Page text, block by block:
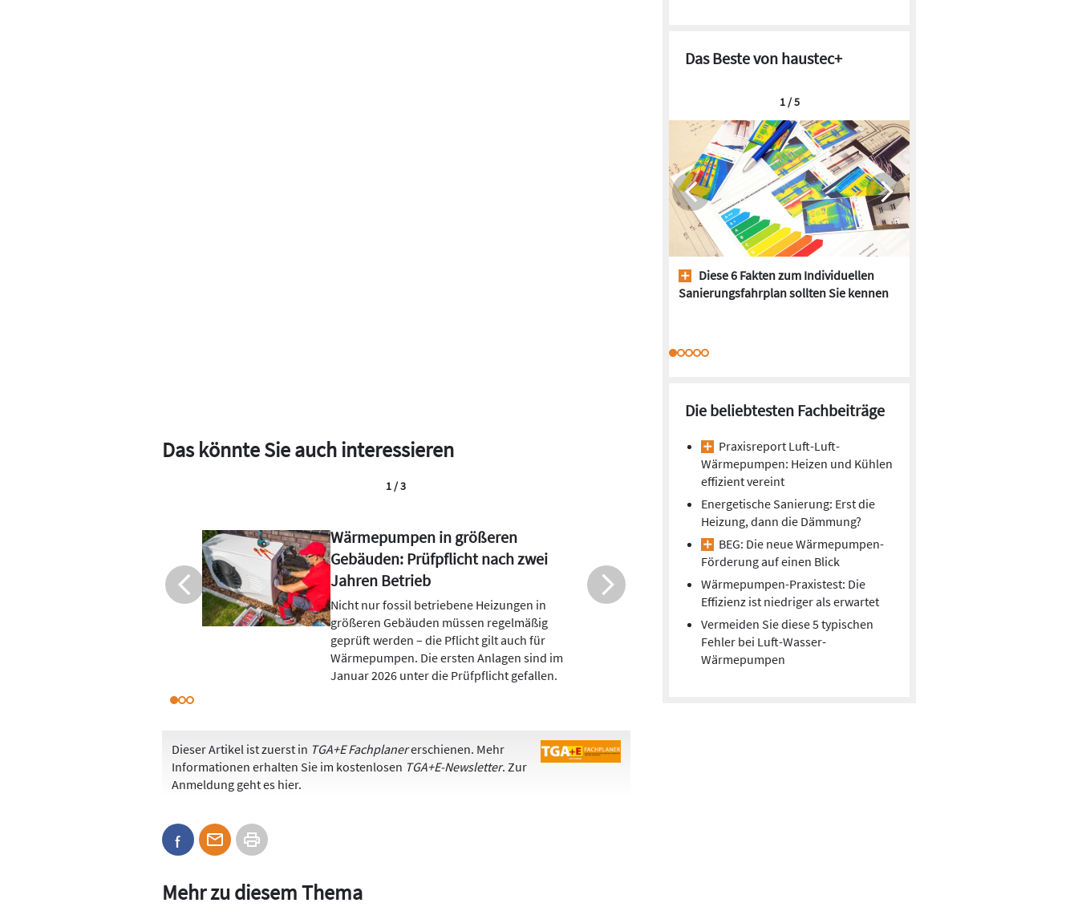
Das könnte Sie auch interessieren
299.000 Wärmepumpen: Absatz
steigt 2025 deutlich
Die Wärmepumpen-Branche vermeldet ein
erfolgreiches Absatzjahr 2025: Mit 299.000
Heizungs-Wärmepumpen stieg der Absatz
gegenüber dem Vorjahr um 55 Prozent. Auch
die Förderanträge sind im Vergleich zum
Vorjahr deutlich gestiegen.
Stromausfall: Welche Solaranlagen
liefern Notstrom?
Der Stromausfall in Berlin hat gezeigt:
Notstromversorgung ist wichtig. Eine
Möglichkeit, sich gegen Stromausfälle zu
wappnen, sind Solaranlagen mit Not- oder
2 / 3
Dieser Artikel ist zuerst in TGA+E Fachplanererschienen. Mehr
Informationen erhalten Sie im kostenlosen TGA+E-Newsletter. Zur
Anmeldung geht es hier.
Mehr zu diesem Thema
Das Beste von haustec+
Diese 6 Fakten zum Individuellen
Sanierungsfahrplan sollten Sie kennen
1 / 5
Die beliebtesten Fachbeiträge
Praxisreport Luft-Luft-
Wärmepumpen: Heizen und Kühlen
effizient vereint
Energetische Sanierung: Erst die
Heizung, dann die Dämmung?
BEG: Die neue Wärmepumpen-
Förderung auf einen Blick
Wärmepumpen-Praxistest: Die
Effizienz ist niedriger als erwartet
Vermeiden Sie diese 5 typischen
Fehler bei Luft-Wasser-
Wärmepumpen